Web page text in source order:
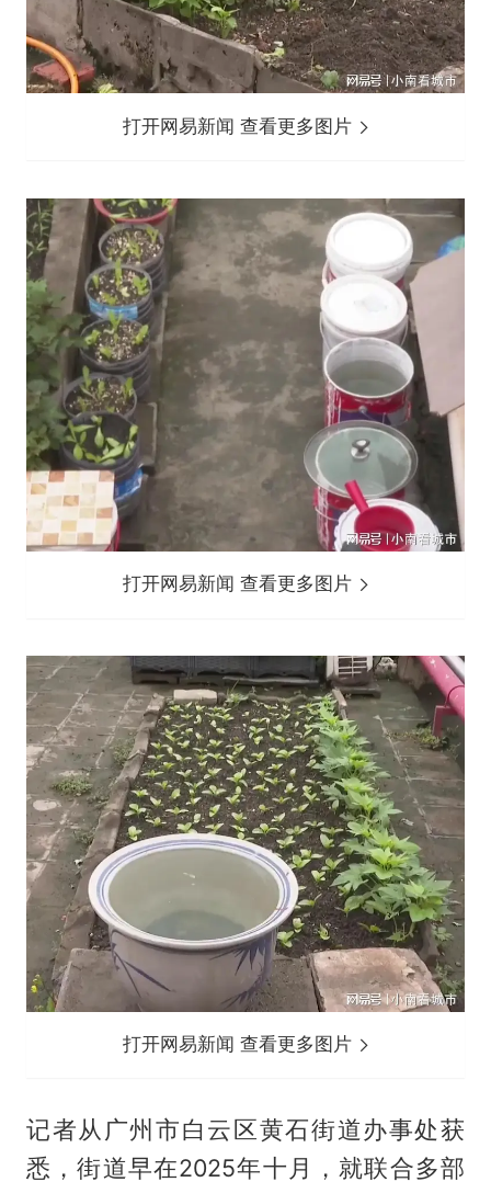
打开网易新闻 查看更多图片
打开网易新闻 查看更多图片
打开网易新闻 查看更多图片
记者从广州市白云区黄石街道办事处获
悉，街道早在2025年十月，就联合多部